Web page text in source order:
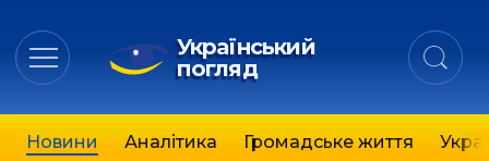
Український
погляд
Новини Аналітика Громадське життя